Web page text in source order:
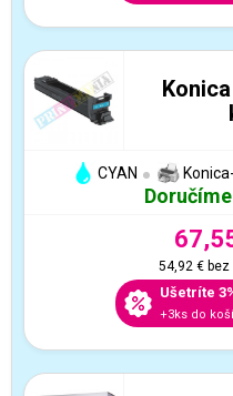
CYAN
54,92 €bez
Ušetríte
+3ks do